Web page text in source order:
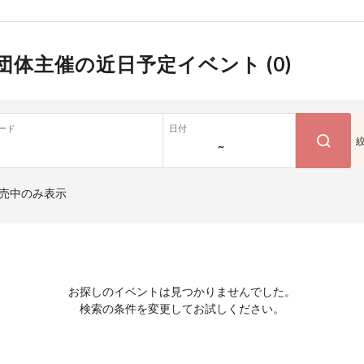
体主催の近日予定イベント (0)
ド 日付
~
中のみ表示
お探しのイベントは見つかりませんでした。
検索の条件を変更してお試しください。